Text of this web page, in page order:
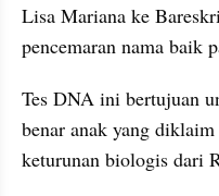
Lisa Mariana ke
pencemaran nama baik
Tes DNA ini bertujuan
benar anak yang
keturunan biologis dari